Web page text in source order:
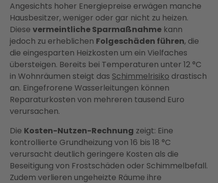
Angesichts hoher Energiepreise erwägen manche
Hausbesitzer, weniger oder gar nicht zu heizen.
Diese vermeintliche Sparmaßnahme kann
jedoch zu erheblichen Folgeschäden führen, die
die eingesparten Heizkosten um ein Vielfaches
übersteigen. Bereits bei Temperaturen unter 12 °C
in Wohnräumen steigt das Schimmelrisiko drastisch
an. Eingefrorene Wasserleitungen können
Reparaturkosten von mehreren tausend Euro
verursachen.
Die Kosten-Nutzen-Rechnung zeigt: Eine
kontrollierte Grundheizung von 16 bis 18 °C
verursacht deutlich geringere Kosten als die
Beseitigung von Frostschäden oder Schimmelbefall.
Zudem verlieren ungeheizte Räume ihre